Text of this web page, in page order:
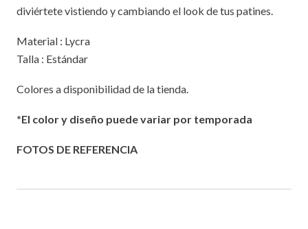
diviértete vistiendo y cambiando el look de tus patines.
Material : Lycra
Talla : Estándar
Colores a disponibilidad de la tienda.
*El color y diseño puede variar por temporada
FOTOS DE REFERENCIA